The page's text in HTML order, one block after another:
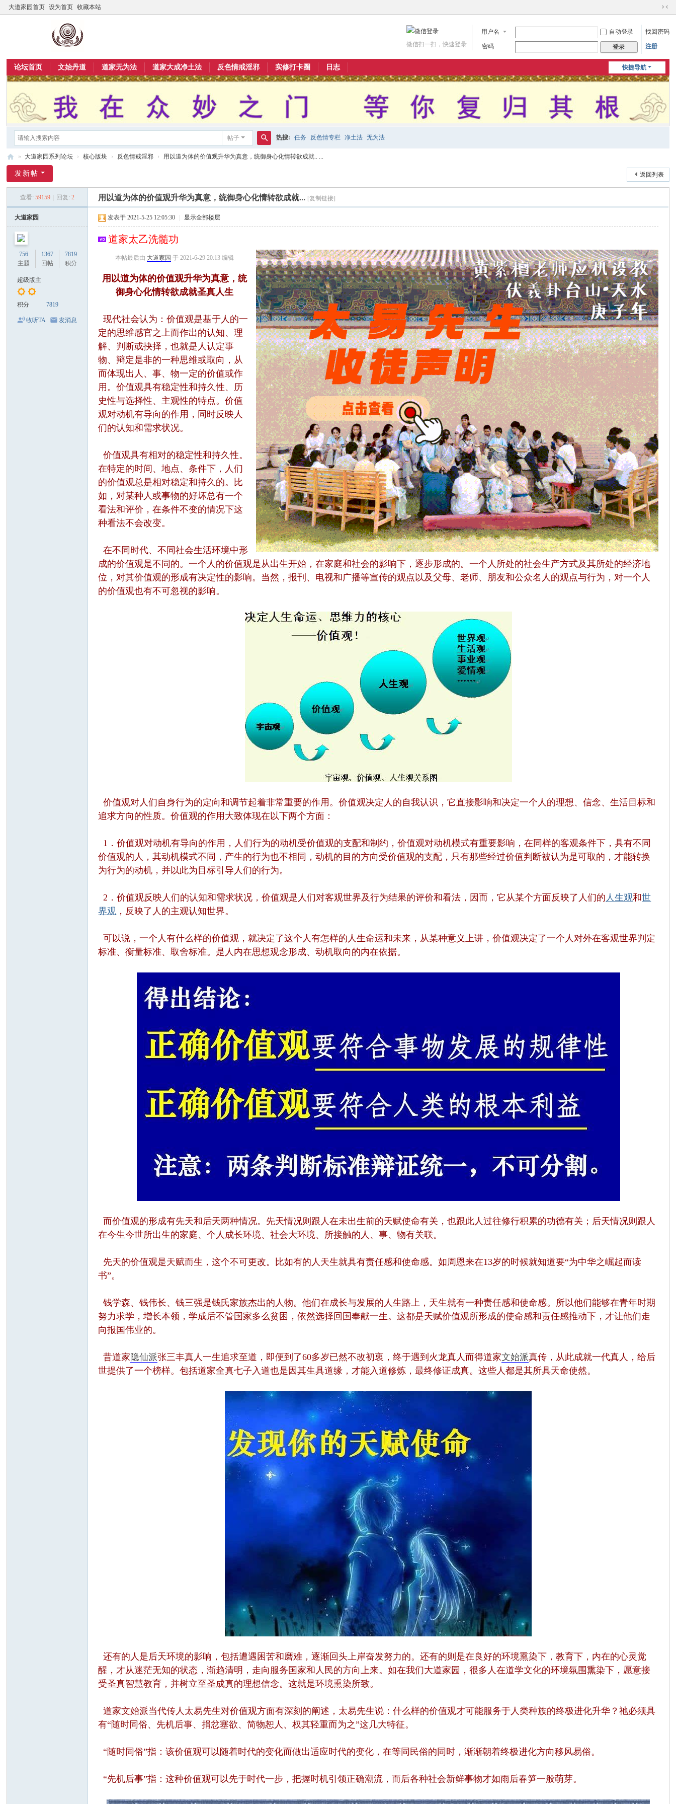
大道家园首页 设为首页 收藏本站
切
到
用户名 自动登录 找回密码
密码 登录 注册
微信扫一扫，快速登录
快捷导航
论坛首页 文始丹道 道家无为法 道家大成净土法 反色情戒淫邪 实修打卡圈 日志
帖子
搜
热搜: 任务 反色情专栏 净土法 无为法
道
园
坛
» 大道家园系列论坛 › 核心版块 › 反色情戒淫邪 › 用以道为体的价值观升华为真意，统御身心化情转欲成就.. ...
返回列表
发新帖
查看: 59159 回复: 2 用以道为体的价值观升华为真意，统御身心化情转欲成就... [复制链接]
大道家园
756
主题
1367
回帖
7819
积分
超级版主
积分 7819
收听TA 发消息
发表于 2021-5-25 12:05:30 显示全部楼层
道家太乙洗髓功
本帖最后由 大道家园 于 2021-6-29 20:13 编辑
用以道为体的价值观升华为真意，统
御身心化情转欲成就圣真人生
现代社会认为：价值观是基于人的一
定的思维感官之上而作出的认知、理
解、判断或抉择，也就是人认定事
物、辩定是非的一种思维或取向，从
而体现出人、事、物一定的价值或作
用。价值观具有稳定性和持久性、历
史性与选择性、主观性的特点。价值
观对动机有导向的作用，同时反映人
们的认知和需求状况。
价值观具有相对的稳定性和持久性。
在特定的时间、地点、条件下，人们
的价值观总是相对稳定和持久的。比
如，对某种人或事物的好坏总有一个
看法和评价，在条件不变的情况下这
种看法不会改变。
在不同时代、不同社会生活环境中形
成的价值观是不同的。一个人的价值观是从出生开始，在家庭和社会的影响下，逐步形成的。一个人所处的社会生产方式及其所处的经济地
位，对其价值观的形成有决定性的影响。当然，报刊、电视和广播等宣传的观点以及父母、老师、朋友和公众名人的观点与行为，对一个人
的价值观也有不可忽视的影响。
价值观对人们自身行为的定向和调节起着非常重要的作用。价值观决定人的自我认识，它直接影响和决定一个人的理想、信念、生活目标和
追求方向的性质。价值观的作用大致体现在以下两个方面：
1．价值观对动机有导向的作用，人们行为的动机受价值观的支配和制约，价值观对动机模式有重要影响，在同样的客观条件下，具有不同
价值观的人，其动机模式不同，产生的行为也不相同，动机的目的方向受价值观的支配，只有那些经过价值判断被认为是可取的，才能转换
为行为的动机，并以此为目标引导人们的行为。
2．价值观反映人们的认知和需求状况，价值观是人们对客观世界及行为结果的评价和看法，因而，它从某个方面反映了人们的 人生观和世
界观 ，反映了人的主观认知世界。
可以说，一个人有什么样的价值观，就决定了这个人有怎样的人生命运和未来，从某种意义上讲，价值观决定了一个人对外在客观世界判定
标准、衡量标准、取舍标准。是人内在思想观念形成、动机取向的内在依据。
而价值观的形成有先天和后天两种情况。先天情况则跟人在未出生前的天赋使命有关，也跟此人过往修行积累的功德有关；后天情况则跟人
在今生今世所出生的家庭、个人成长环境、社会大环境、所接触的人、事、物有关联。
先天的价值观是天赋而生，这个不可更改。比如有的人天生就具有责任感和使命感。如周恩来在13岁的时候就知道要“为中华之崛起而读
书”。
钱学森、钱伟长、钱三强是钱氏家族杰出的人物。他们在成长与发展的人生路上，天生就有一种责任感和使命感。所以他们能够在青年时期
努力求学，增长本领，学成后不管国家多么贫困，依然选择回国奉献一生。这都是天赋价值观所形成的使命感和责任感推动下，才让他们走
向报国伟业的。
昔道家 隐仙派张三丰真人一生追求至道，即便到了60多岁已然不改初衷，终于遇到火龙真人而得道家文始派真传，从此成就一代真人，给后
世提供了一个榜样。包括道家全真七子入道也是因其生具道缘，才能入道修炼，最终修证成真。这些人都是其所具天命使然。
还有的人是后天环境的影响，包括遭遇困苦和磨难，逐渐回头上岸奋发努力的。还有的则是在良好的环境熏染下，教育下，内在的心灵觉
醒，才从迷茫无知的状态，渐趋清明，走向服务国家和人民的方向上来。如在我们大道家园，很多人在道学文化的环境氛围熏染下，愿意接
受圣真智慧教育，并树立至圣成真的理想信念。这就是环境熏染所致。
道家文始派当代传人太易先生对价值观方面有深刻的阐述，太易先生说：什么样的价值观才可能服务于人类种族的终极进化升华？祂必须具
有“随时同俗、先机后事、捐忿塞欲、简物恕人、权其轻重而为之”这几大特征。
“随时同俗”指：该价值观可以随着时代的变化而做出适应时代的变化，在等同民俗的同时，渐渐朝着终极进化方向移风易俗。
“先机后事”指：这种价值观可以先于时代一步，把握时机引领正确潮流，而后各种社会新鲜事物才如雨后春笋一般萌芽。